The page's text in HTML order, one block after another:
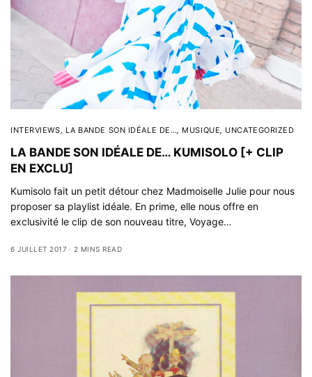
INTERVIEWS, LA BANDE SON IDÉALE DE…, MUSIQUE, UNCATEGORIZED
LA BANDE SON IDÉALE DE… KUMISOLO [+ CLIP
EN EXCLU]
Kumisolo fait un petit détour chez Madmoiselle Julie pour nous
proposer sa playlist idéale. En prime, elle nous offre en
exclusivité le clip de son nouveau titre, Voyage…
6 JUILLET 2017 2 MINS READ